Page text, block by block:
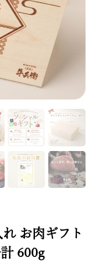
お肉ギフト
600g